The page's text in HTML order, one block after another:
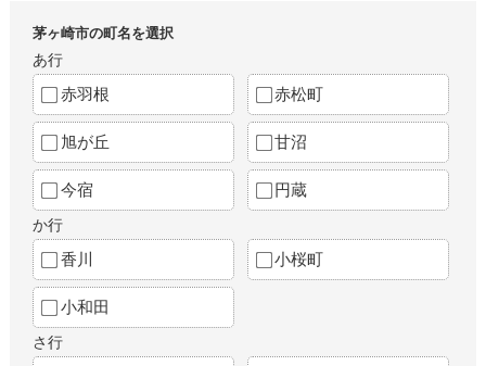
茅ヶ崎市の町名を選択
あ行
赤羽根 赤松町
旭が丘 甘沼
今宿 円蔵
か行
香川 小桜町
小和田
さ行